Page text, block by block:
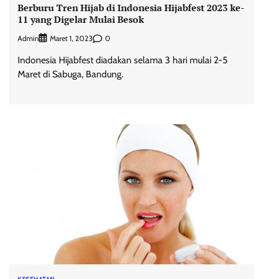
Berburu Tren Hijab di Indonesia Hijabfest 2023 ke-
11 yang Digelar Mulai Besok
Admin Maret 1, 2023 0
Indonesia Hijabfest diadakan selama 3 hari mulai 2-5
Maret di Sabuga, Bandung.